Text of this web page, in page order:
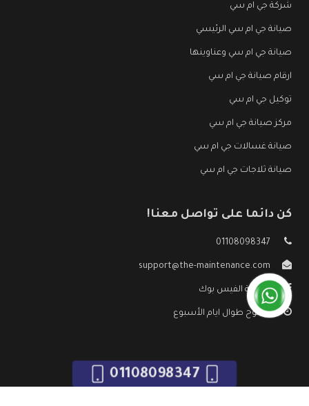
شركة جي ام سي
صيانة جي ام سي الرئيسي
صيانة جي ام سي وعناوينها
ارقام صيانة جي ام سي
توكيل جي ام سي
مركز صيانة جي ام سي
صيانة غسالات جي ام سي
صيانة ثلاجات جي ام سي
كن دائما على تواصل معنا!
01108098347
support@the-maintenance.com
صفحة الفيس بوك
مفتوح طوال ايام الأسبوع
01108098347